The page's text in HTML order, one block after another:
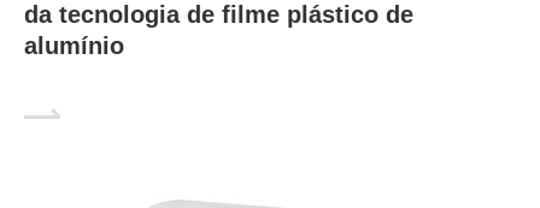
da tecnologia de filme plástico de
alumínio